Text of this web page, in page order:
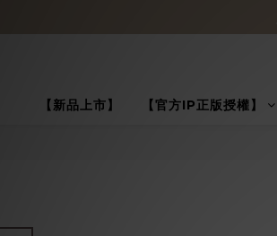
【新品上市】 【官方IP正版授權】